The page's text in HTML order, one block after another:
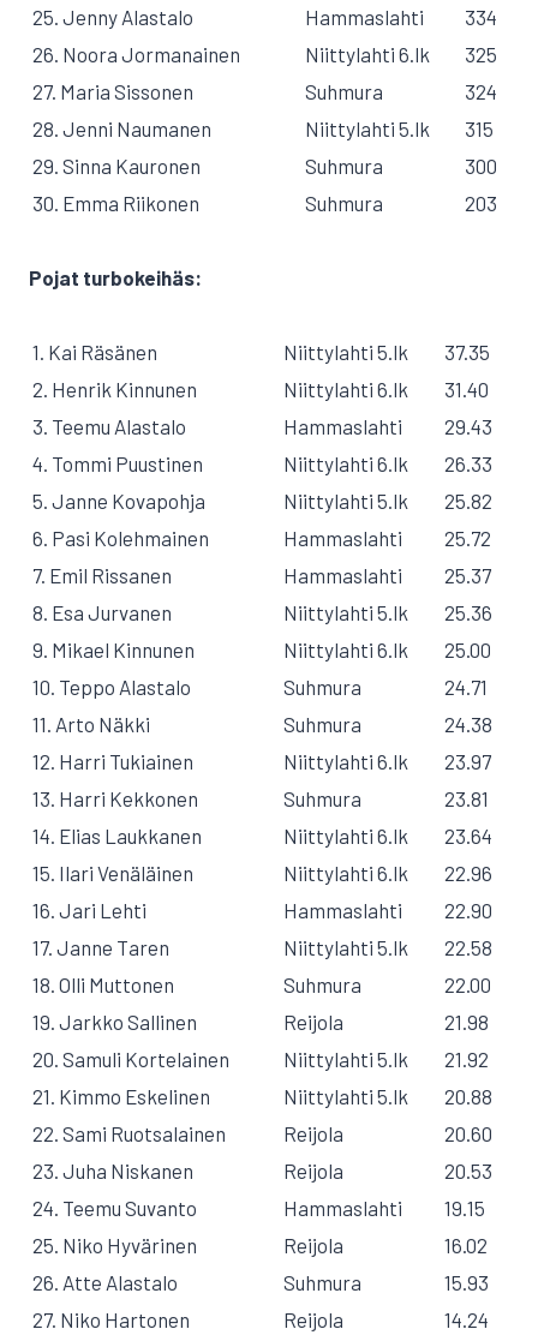
25. Jenny Alastalo Hammaslahti
334
26. Noora Jormanainen
Niittylahti 6.lk
325
27. Maria Sissonen
Suhmura
324
28. Jenni Naumanen
Niittylahti 5.lk
315
29. Sinna Kauronen
Suhmura
300
30. Emma Riikonen
Suhmura 203
Pojat turbokeihäs:
1. Kai Räsänen Niittylahti 5.lk
37.35
2. Henrik Kinnunen
Niittylahti 6.lk
31.40
3. Teemu Alastalo
Hammaslahti
29.43
4. Tommi Puustinen
Niittylahti 6.lk
26.33
5. Janne Kovapohja
Niittylahti 5.lk
25.82
6. Pasi Kolehmainen
Hammaslahti
25.72
7. Emil Rissanen
Hammaslahti
25.37
8. Esa Jurvanen
Niittylahti 5.lk
25.36
9. Mikael Kinnunen
Niittylahti 6.lk
25.00
10. Teppo Alastalo
Suhmura
24.71
11. Arto Näkki
Suhmura
24.38
12. Harri Tukiainen
Niittylahti 6.lk
23.97
13. Harri Kekkonen
Suhmura
23.81
14. Elias Laukkanen
Niittylahti 6.lk
23.64
15. Ilari Venäläinen
Niittylahti 6.lk
22.96
16. Jari Lehti
Hammaslahti
22.90
17. Janne Taren
Niittylahti 5.lk
22.58
18. Olli Muttonen
Suhmura
22.00
19. Jarkko Sallinen
Reijola
21.98
20. Samuli Kortelainen
Niittylahti 5.lk
21.92
21. Kimmo Eskelinen
Niittylahti 5.lk
20.88
22. Sami Ruotsalainen
Reijola
20.60
23. Juha Niskanen
Reijola
20.53
24. Teemu Suvanto
Hammaslahti
19.15
25. Niko Hyvärinen
Reijola
16.02
26. Atte Alastalo
Suhmura
15.93
27. Niko Hartonen
Reijola
14.24